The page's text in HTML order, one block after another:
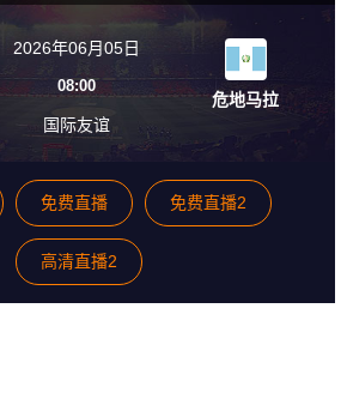
2026年06月05日
08:00
国际友谊
危地马拉
免费直播 免费直播2
高清直播2